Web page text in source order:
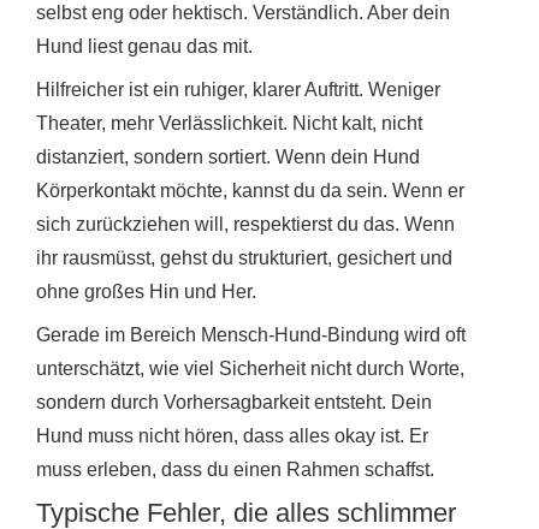
selbst eng oder hektisch. Verständlich. Aber dein
Hund liest genau das mit.
Hilfreicher ist ein ruhiger, klarer Auftritt. Weniger
Theater, mehr Verlässlichkeit. Nicht kalt, nicht
distanziert, sondern sortiert. Wenn dein Hund
Körperkontakt möchte, kannst du da sein. Wenn er
sich zurückziehen will, respektierst du das. Wenn
ihr rausmüsst, gehst du strukturiert, gesichert und
ohne großes Hin und Her.
Gerade im Bereich Mensch-Hund-Bindung wird oft
unterschätzt, wie viel Sicherheit nicht durch Worte,
sondern durch Vorhersagbarkeit entsteht. Dein
Hund muss nicht hören, dass alles okay ist. Er
muss erleben, dass du einen Rahmen schaffst.
Typische Fehler, die alles schlimmer